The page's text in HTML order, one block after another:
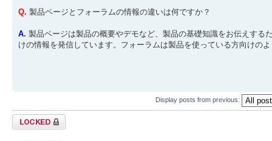
Q. 製品ページとフォーラムの情報の違いは何ですか？
A. 製品ページは製品の概要やデモなど、製品の基礎知識をお伝えする
けの情報を発信しています。フォーラムは製品を使っている方向けの
Display posts from previous:
Topic locked